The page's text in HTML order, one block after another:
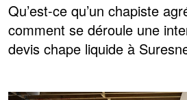
Qu’est-ce qu’un chapiste
comment se déroule une
devis chape liquide à